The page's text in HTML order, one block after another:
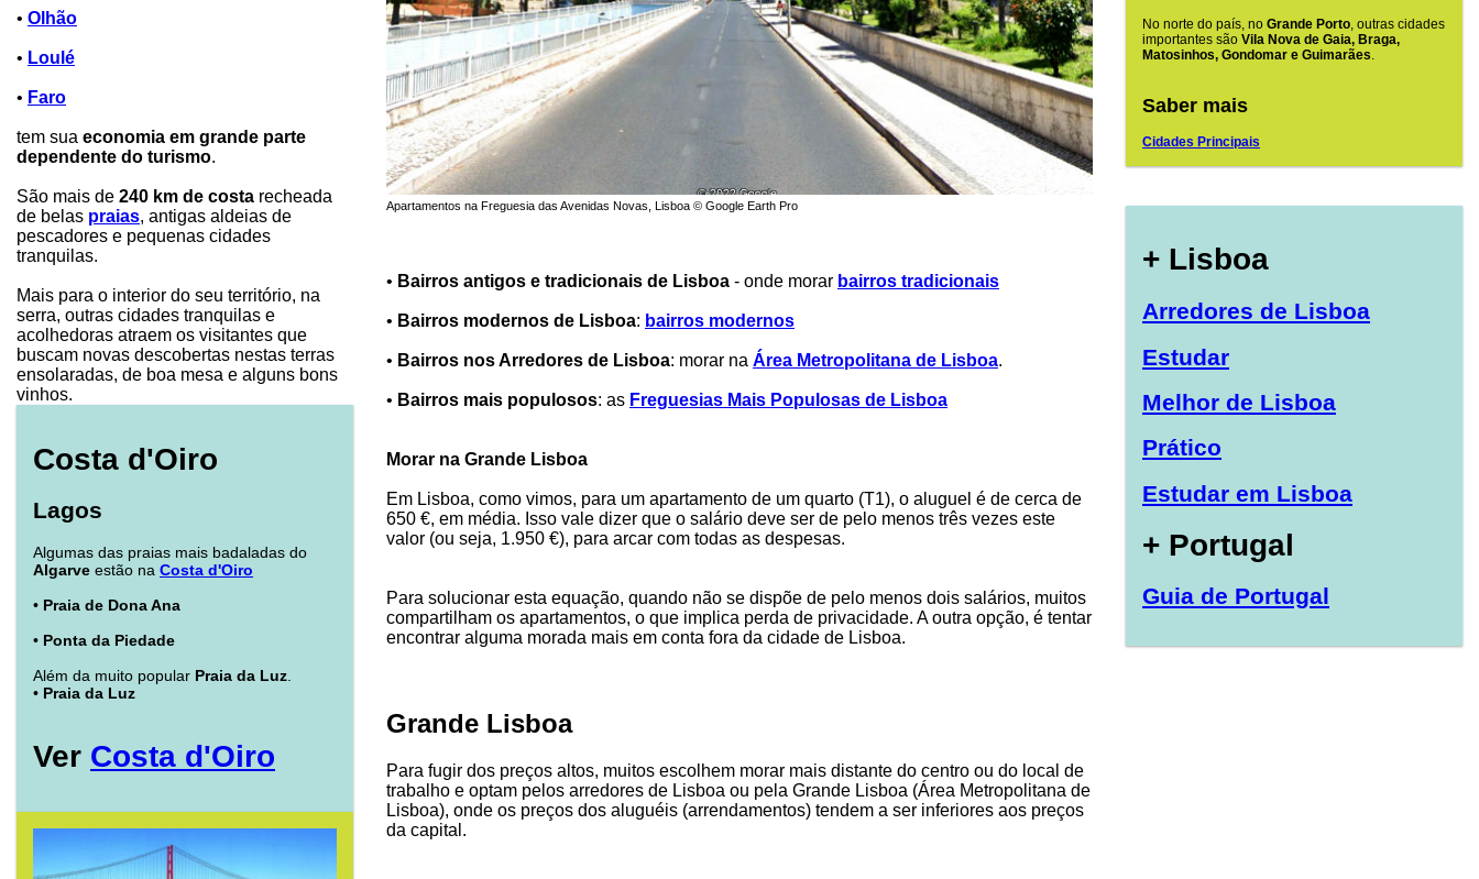
• Olhão
• Loulé
• Faro
tem sua economia em grande parte
dependente do turismo.
São mais de 240 km de costa recheada
de belas praias, antigas aldeias de
pescadores e pequenas cidades
tranquilas.
Mais para o interior do seu território, na
serra, outras cidades tranquilas e
acolhedoras atraem os visitantes que
buscam novas descobertas nestas terras
ensolaradas, de boa mesa e alguns bons
vinhos.
Costa d'Oiro
Lagos
Algumas das praias mais badaladas do
Algarve estão na Costa d'Oiro
• Praia de Dona Ana
• Ponta da Piedade
Além da muito popular Praia da Luz
• Praia da Luz
Ver Costa d'Oiro
Apartamentos na Freguesia das Avenidas Novas, Lisboa © Google Earth Pro
• Bairros antigos e tradicionais de Lisboa - onde morar bairros tradicionais
• Bairros modernos de Lisboa: bairros modernos
• Bairros nos Arredores de Lisboa: morar na Área Metropolitana de Lisboa.
• Bairros mais populosos: as Freguesias Mais Populosas de Lisboa
Morar na Grande Lisboa
Em Lisboa, como vimos, para um apartamento de um quarto (T1), o aluguel é de cerca de
650 €, em média. Isso vale dizer que o salário deve ser de pelo menos três vezes este
valor (ou seja, 1.950 €), para arcar com todas as despesas.
Para solucionar esta equação, quando não se dispõe de pelo menos dois salários, muitos
compartilham os apartamentos, o que implica perda de privacidade. A outra opção, é tentar
encontrar alguma morada mais em conta fora da cidade de Lisboa.
Grande Lisboa
Para fugir dos preços altos, muitos escolhem morar mais distante do centro ou do local de
trabalho e optam pelos arredores de Lisboa ou pela Grande Lisboa (Área Metropolitana de
Lisboa), onde os preços dos aluguéis (arrendamentos) tendem a ser inferiores aos preços
da capital.
No norte do país, no Grande Porto, outras cidades
importantes são Vila Nova de Gaia, Braga,
Matosinhos, Gondomar e Guimarães.
Saber mais
Cidades Principais
+ Lisboa
Arredores de Lisboa
Estudar
Melhor de Lisboa
Prático
Estudar em Lisboa
+ Portugal
Guia de Portugal